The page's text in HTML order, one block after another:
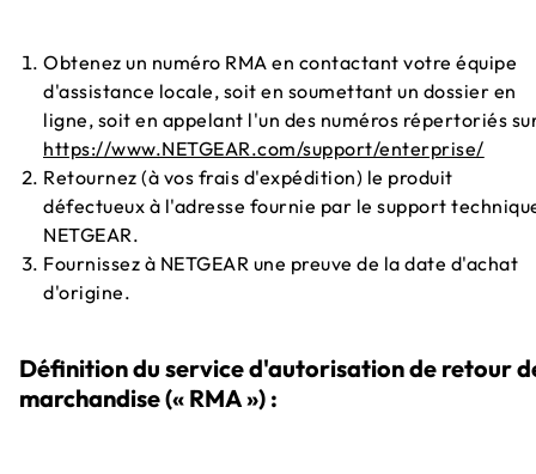
Obtenez un numéro RMA en contactant votre équipe
d'assistance locale, soit en soumettant un dossier en
ligne, soit en appelant l'un des numéros répertoriés
https://www.NETGEAR.com/support/enterprise/
Retournez (à vos frais d'expédition) le produit
défectueux à l'adresse fournie par le support
NETGEAR.
Fournissez à NETGEAR une preuve de la date d'achat
d'origine.
Définition du service d'autorisation de retour
marchandise (« RMA ») :